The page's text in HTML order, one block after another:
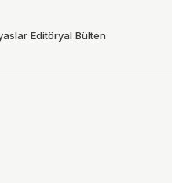
Editöryal Bülten